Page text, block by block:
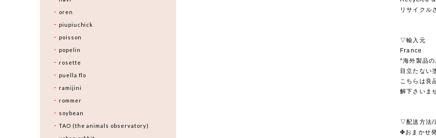
リサイクル
▽輸入元
France
*海外製品
目立たない
こちらは良
解下さいま
▽配送方法/
✤おまかせ
oren
piupiuchick
poisson
popelin
rosette
puella flo
ramijini
rommer
soybean
TAO (the animals observatory)